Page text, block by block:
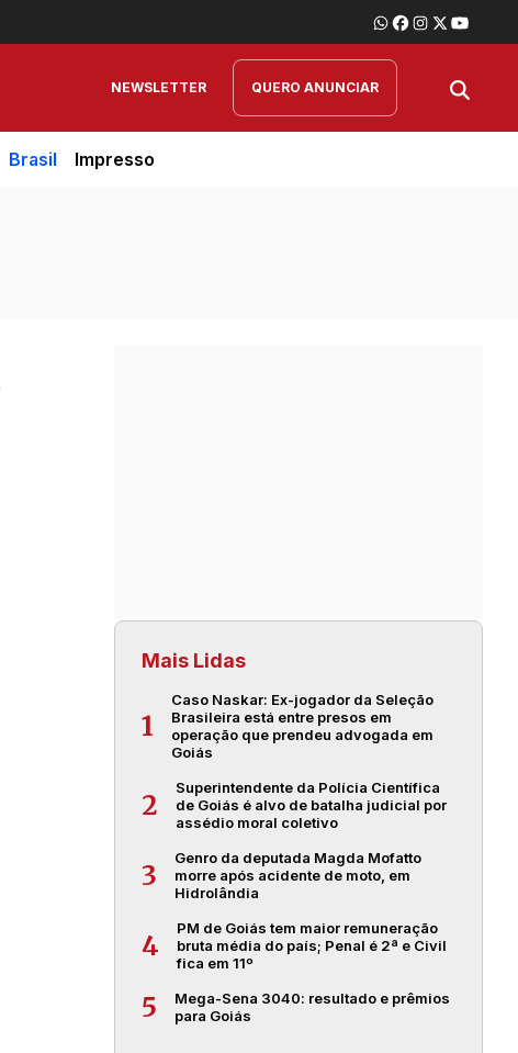
NEWSLETTER QUERO ANUNCIAR
Brasil Impresso
Mais Lidas
1
Caso Naskar: Ex-jogador da Seleção
Brasileira está entre presos em
operação que prendeu advogada em
Goiás
2
Superintendente da Polícia Científica
de Goiás é alvo de batalha judicial por
assédio moral coletivo
3
Genro da deputada Magda Mofatto
morre após acidente de moto, em
Hidrolândia
4
PM de Goiás tem maior remuneração
bruta média do país; Penal é 2ª e Civil
fica em 11º
5
Mega-Sena 3040: resultado e prêmios
para Goiás